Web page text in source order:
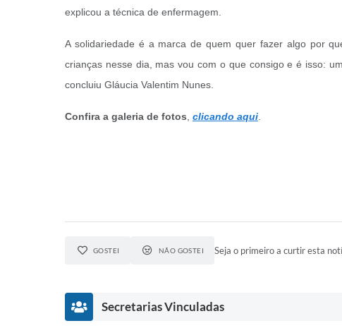
explicou a técnica de enfermagem.
A solidariedade é a marca de quem quer fazer algo por
crianças nesse dia, mas vou com o que consigo e é isso:
concluiu Gláucia Valentim Nunes.
Confira a galeria de fotos clicando aqui
GOSTEI NÃO GOSTEI Seja o primeiro a curtir esta
Secretarias Vinculadas